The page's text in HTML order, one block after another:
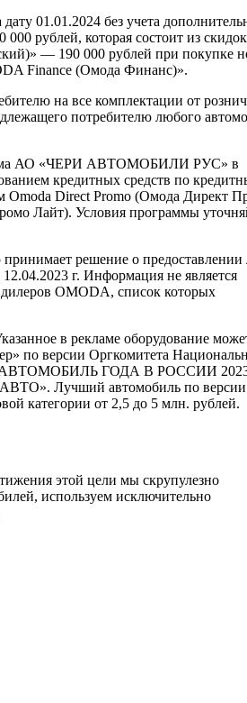
01.01.2024 без учета
рублей, которая состоит из
— 190 000 рублей при покупке
Finance (Омода Финанс)».
на все комплектации от
потребителю любого
АО «ЧЕРИ АВТОМОБИЛИ РУС» в
кредитных средств по
Omoda Direct Promo (Омода Директ
Лайт). Условия программы
принимает решение о предоставлении
г. Информация не является
OMODA, список которых
в рекламе оборудование
по версии Оргкомитета
«АВТОМОБИЛЬ ГОДА В РОССИИ
АВТО». Лучший автомобиль по версии
категории от 2,5 до 5 млн. рублей.
этой цели мы скрупулезно
используем исключительно